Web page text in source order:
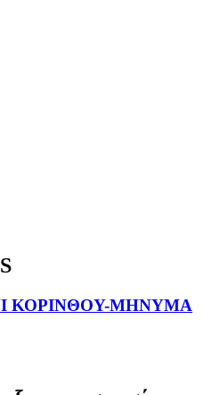
ΚΟΡΙΝΘΟΥ-ΜΗΝΥΜΑ